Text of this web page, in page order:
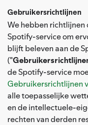
Gebruikersrichtlijnen
We hebben
Spotify-service om
blijft beleven aan de
("
de Spotify-service
Gebruikersrichtlijnen
alle toepasselijke
en de intellectuele-
rechten van derden